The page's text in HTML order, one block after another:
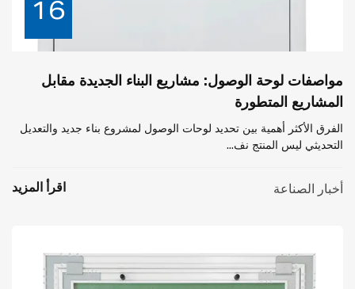
16
مواصفات لوحة الوصول: مشاريع البناء الجديدة مقابل
المشاريع المتطورة
الفرق الأكثر أهمية بين تحديد لوحات الوصول لمشروع بناء جديد والتعديل
التحديثي ليس المنتج نف...
أخبار الصناعة اقرأ المزيد